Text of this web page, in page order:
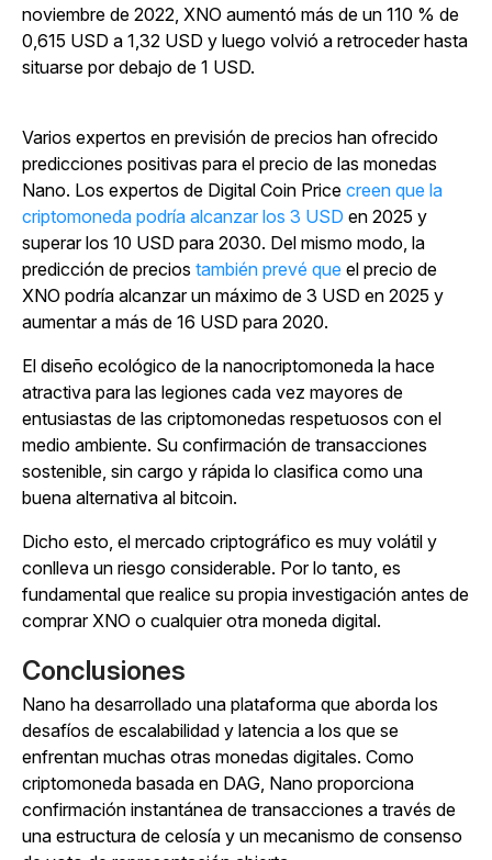
noviembre de 2022, XNO aumentó más de un 110 % de
0,615 USD a 1,32 USD y luego volvió a retroceder hasta
situarse por debajo de 1 USD.
Varios expertos en previsión de precios han ofrecido
predicciones positivas para el precio de las monedas
Nano. Los expertos de Digital Coin Price creen que la
criptomoneda podría alcanzar los 3 USD en 2025 y
superar los 10 USD para 2030. Del mismo modo, la
predicción de precios también prevé que el precio de
XNO podría alcanzar un máximo de 3 USD en 2025 y
aumentar a más de 16 USD para 2020.
El diseño ecológico de la nanocriptomoneda la hace
atractiva para las legiones cada vez mayores de
entusiastas de las criptomonedas respetuosos con el
medio ambiente. Su confirmación de transacciones
sostenible, sin cargo y rápida lo clasifica como una
buena alternativa al bitcoin.
Dicho esto, el mercado criptográfico es muy volátil y
conlleva un riesgo considerable. Por lo tanto, es
fundamental que realice su propia investigación antes de
comprar XNO o cualquier otra moneda digital.
Conclusiones
Nano ha desarrollado una plataforma que aborda los
desafíos de escalabilidad y latencia a los que se
enfrentan muchas otras monedas digitales. Como
criptomoneda basada en DAG, Nano proporciona
confirmación instantánea de transacciones a través de
una estructura de celosía y un mecanismo de consenso